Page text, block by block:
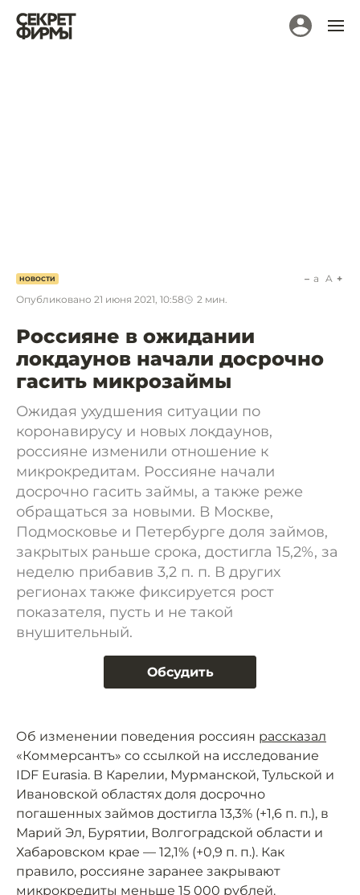
НОВОСТИ
Опубликовано 21 июня 2021, 10:58 2 мин.
a A
Россияне в ожидании
локдаунов начали досрочно
гасить микрозаймы
Ожидая ухудшения ситуации по
коронавирусу и новых локдаунов,
россияне изменили отношение к
микрокредитам. Россияне начали
досрочно гасить займы, а также реже
обращаться за новыми. В Москве,
Подмосковье и Петербурге доля займов,
закрытых раньше срока, достигла 15,2%, за
неделю прибавив 3,2 п. п. В других
регионах также фиксируется рост
показателя, пусть и не такой
внушительный.
Обсудить
Об изменении поведения россиян рассказал
«Коммерсантъ» со ссылкой на исследование
IDF Eurasia. В Карелии, Мурманской, Тульской и
Ивановской областях доля досрочно
погашенных займов достигла 13,3% (+1,6 п. п.), в
Марий Эл, Бурятии, Волгоградской области и
Хабаровском крае — 12,1% (+0,9 п. п.). Как
правило, россияне заранее закрывают
микрокредиты меньше 15 000 рублей.